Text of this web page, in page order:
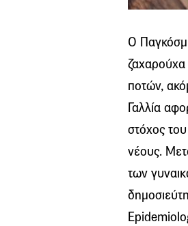
Ο
ποτών,
Γαλλία
στόχος
νέους.
των